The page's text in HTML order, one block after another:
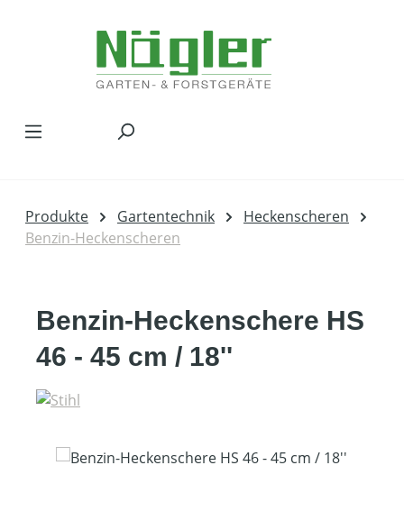
Produkte Gartentechnik
Heckenscheren
Benzin-Heckenscheren
Benzin-Heckenschere HS
46 - 45 cm / 18''
Bildergalerie überspringen